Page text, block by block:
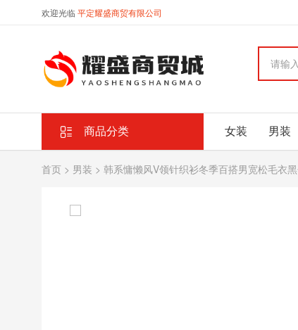
欢迎光临 平定耀盛商贸有限公司
商品分类 女装 男装
首页 > 男装 > 韩系慵懒风V领针织衫冬季百搭男宽松毛衣